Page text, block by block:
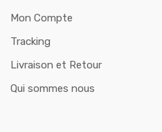
Mon Compte
Tracking
Livraison et Retour
Qui sommes nous